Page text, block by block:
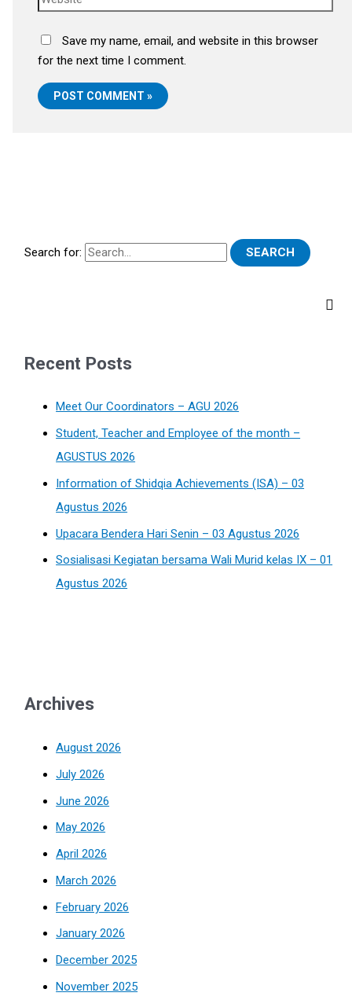
Search for:
Recent Posts
Meet Our Coordinators – AGU 2026
Student, Teacher and Employee of the month –
AGUSTUS 2026
Information of Shidqia Achievements (ISA) – 03
Agustus 2026
Upacara Bendera Hari Senin – 03 Agustus 2026
Sosialisasi Kegiatan bersama Wali Murid kelas IX – 01
Agustus 2026
Archives
August 2026
July 2026
June 2026
May 2026
April 2026
March 2026
February 2026
January 2026
December 2025
November 2025
Save my name, email, and website in this browser
for the next time I comment.